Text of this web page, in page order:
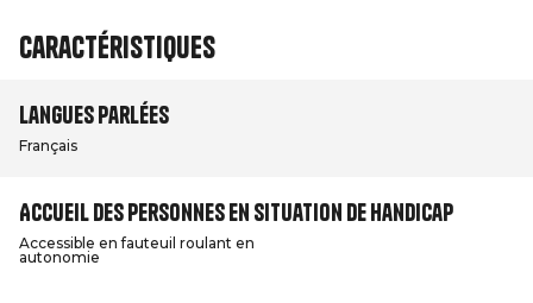
Caractéristiques
Langues parlées
Français
Accueil des personnes en situation de handicap
Accessible en fauteuil roulant en
autonomie